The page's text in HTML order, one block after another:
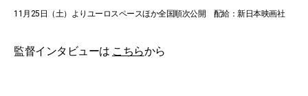
11月25日（土）よりユーロスペースほか全国順次公開 配給：新日本映画社
監督インタビューは こちらから